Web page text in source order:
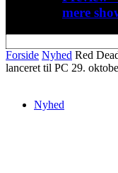
mere
Forside Nyhed Red
lanceret til PC 29.
Nyhed